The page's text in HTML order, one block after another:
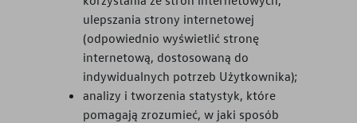
ulepszania strony internetowej
(odpowiednio wyświetlić stronę
internetową, dostosowaną do
indywidualnych potrzeb Użytkownika);
analizy i tworzenia statystyk, które
pomagają zrozumieć, w jaki sposób